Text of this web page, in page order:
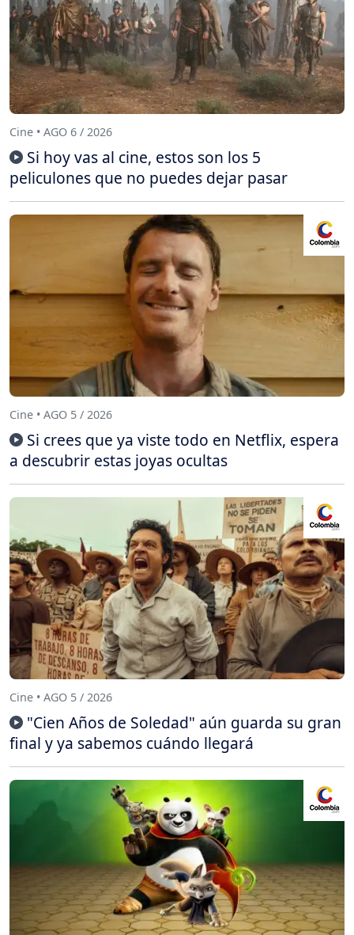
Cine • AGO 6 / 2026
Si hoy vas al cine, estos son los 5
peliculones que no puedes dejar pasar
Cine • AGO 5 / 2026
Si crees que ya viste todo en Netflix, espera
a descubrir estas joyas ocultas
Cine • AGO 5 / 2026
"Cien Años de Soledad" aún guarda su gran
final y ya sabemos cuándo llegará